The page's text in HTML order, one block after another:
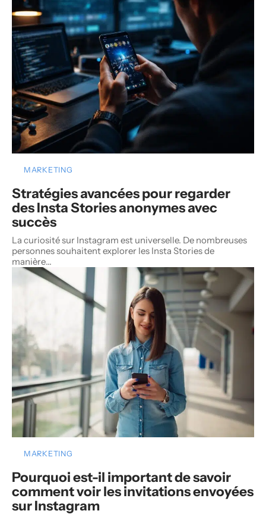
MARKETING
Stratégies avancées pour regarder
des Insta Stories anonymes avec
succès
La curiosité sur Instagram est universelle. De nombreuses
personnes souhaitent explorer les Insta Stories de
manière…
MARKETING
Pourquoi est-il important de savoir
comment voir les invitations envoyées
sur Instagram